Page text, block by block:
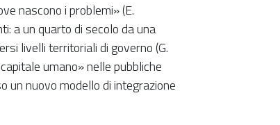
nascono i problemi» (E.
a un quarto di secolo da una
livelli territoriali di governo (G.
umano» nelle pubbliche
un nuovo modello di integrazione